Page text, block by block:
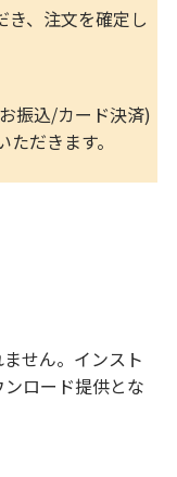
、注文を確定し
振込/カード決済)
だきます。
せん。インスト
ロード提供とな